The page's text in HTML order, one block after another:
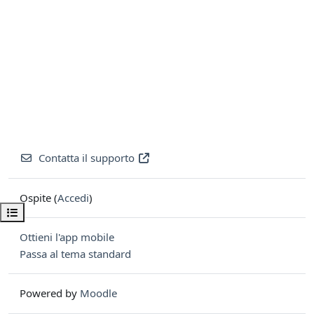
Apri indice del corso
Contatta il supporto
Ospite (Accedi)
Ottieni l'app mobile
Passa al tema standard
Powered by Moodle